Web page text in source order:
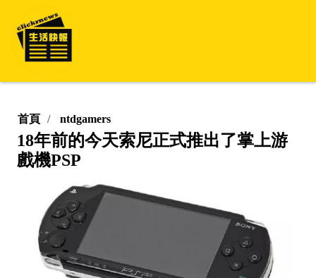
首頁 ntdgamers
18年前的今天索尼正式推出了掌上游
戲機PSP